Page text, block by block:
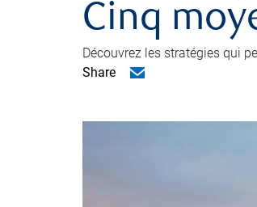
Cinq
Découvrez les stratégies qui
Share